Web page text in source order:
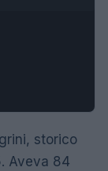
storico
Aveva 84